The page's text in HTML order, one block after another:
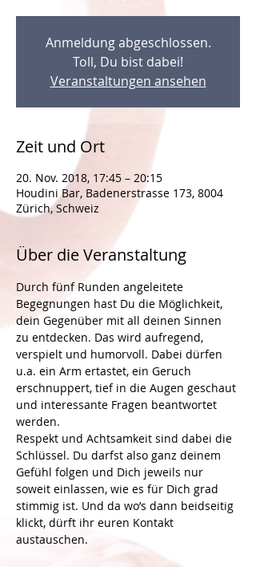
Anmeldung abgeschlossen.
Toll, Du bist dabei!
Veranstaltungen ansehen
Zeit und Ort
20. Nov. 2018, 17:45 – 20:15
Houdini Bar, Badenerstrasse 173, 8004
Zürich, Schweiz
Über die Veranstaltung
Durch fünf Runden angeleitete
Begegnungen hast Du die Möglichkeit,
dein Gegenüber mit all deinen Sinnen
zu entdecken. Das wird aufregend,
verspielt und humorvoll. Dabei dürfen
u.a. ein Arm ertastet, ein Geruch
erschnuppert, tief in die Augen geschaut
und interessante Fragen beantwortet
werden.
Respekt und Achtsamkeit sind dabei die
Schlüssel. Du darfst also ganz deinem
Gefühl folgen und Dich jeweils nur
soweit einlassen, wie es für Dich grad
stimmig ist. Und da wo’s dann beidseitig
klickt, dürft ihr euren Kontakt